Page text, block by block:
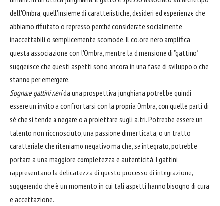
dell'Ombra, quell'insieme di caratteristiche, desideri ed esperienze che
abbiamo rifiutato o represso perché considerate socialmente
inaccettabili o semplicemente scomode. Il colore nero amplifica
questa associazione con l'Ombra, mentre la dimensione di "gattino"
suggerisce che questi aspetti sono ancora in una fase di sviluppo o che
stanno per emergere.
Sognare gattini nerida una prospettiva junghiana potrebbe quindi
essere un invito a confrontarsi con la propria Ombra, con quelle parti di
sé che si tende a negare o a proiettare sugli altri. Potrebbe essere un
talento non riconosciuto, una passione dimenticata, o un tratto
caratteriale che riteniamo negativo ma che, se integrato, potrebbe
portare a una maggiore completezza e autenticità. I gattini
rappresentano la delicatezza di questo processo di integrazione,
suggerendo che è un momento in cui tali aspetti hanno bisogno di cura
e accettazione.